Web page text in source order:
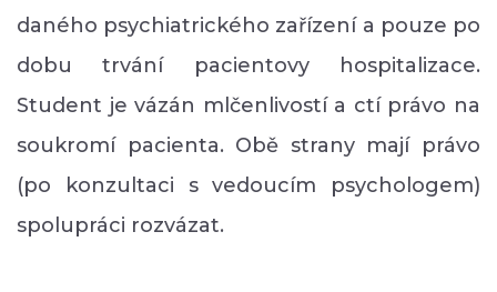
daného psychiatrického zařízení a pouze po
dobu trvání pacientovy hospitalizace.
Student je vázán mlčenlivostí a ctí právo na
soukromí pacienta. Obě strany mají právo
(po konzultaci s vedoucím psychologem)
spolupráci rozvázat.